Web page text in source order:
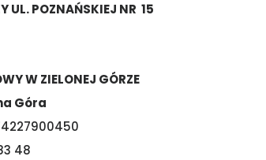
UL. POZNAŃSKIEJ NR 15
W ZIELONEJ GÓRZE
Góra
48